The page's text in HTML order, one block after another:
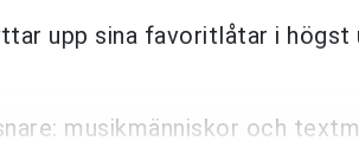
upp sina favoritlåtar i högst
musikmänniskor och